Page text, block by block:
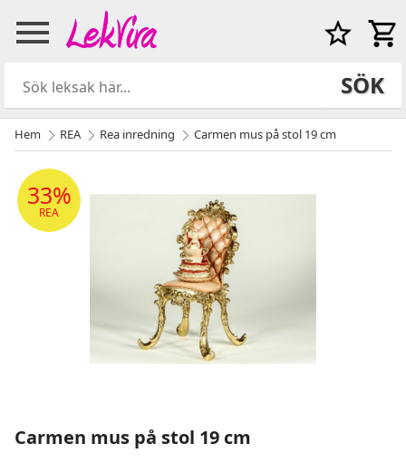
SÖK
Hem REA Rea inredning Carmen mus på stol 19 cm
33%
REA
Carmen mus på stol 19 cm